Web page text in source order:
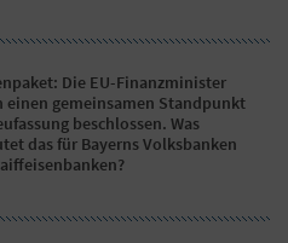
Die EU-Finanzminister
einen gemeinsamen Standpunkt
beschlossen. Was
das für Bayerns Volksbanken